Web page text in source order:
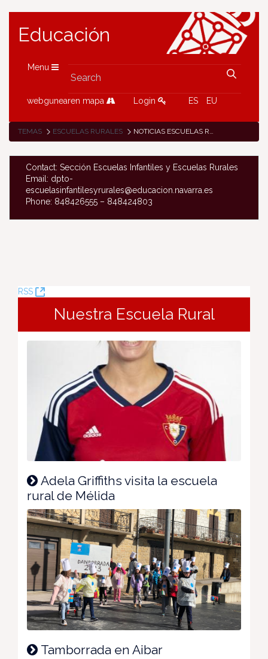
Educación
Menu
webgunearen mapa Login ES EU
TEMAS ESCUELAS RURALES NOTICIAS ESCUELAS RURALES
Contact: Sección Escuelas Infantiles y Escuelas Rurales
Email: dpto-
escuelasinfantilesyrurales@educacion.navarra.es
Phone: 848426555 – 848424803
RSS
(Opens
Window)
Nuestra Escuela Rural
Adela Griffiths visita la escuela
rural de Mélida
Tamborrada en Aibar